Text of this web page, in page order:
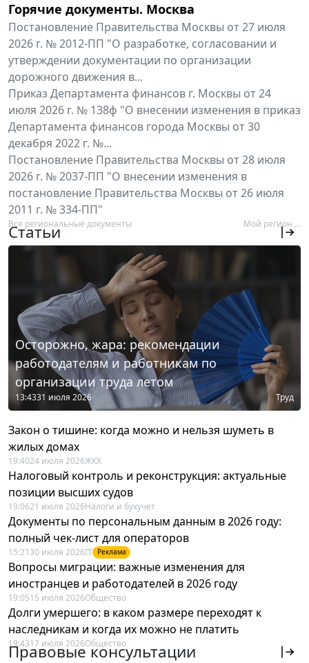
Горячие документы. Москва
Постановление Правительства Москвы от 27 июля
2026 г. № 2012-ПП "О разработке, согласовании и
утверждении документации по организации
дорожного движения в...
Приказ Департамента финансов г. Москвы от 24
июля 2026 г. № 138ф "О внесении изменения в приказ
Департамента финансов города Москвы от 30
декабря 2022 г. №...
Постановление Правительства Москвы от 28 июля
2026 г. № 2037-ПП "О внесении изменения в
постановление Правительства Москвы от 26 июля
2011 г. № 334-ПП"
Все региональные документы Мой регион ...
Статьи
Осторожно, жара: рекомендации
работодателям и работникам по
организации труда летом
13:4331 июля 2026 Труд
Закон о тишине: когда можно и нельзя шуметь в
жилых домах
19:4024 июля 2026ЖКХ
Налоговый контроль и реконструкция: актуальные
позиции высших судов
19:0621 июля 2026Налоги и бухучет
Документы по персональным данным в 2026 году:
полный чек-лист для операторов
15:21 30 июля 2026IT Реклама
Вопросы миграции: важные изменения для
иностранцев и работодателей в 2026 году
19:0515 июля 2026Общество
Долги умершего: в каком размере переходят к
наследникам и когда их можно не платить
19:4317 июля 2026Общество
Правовые консультации